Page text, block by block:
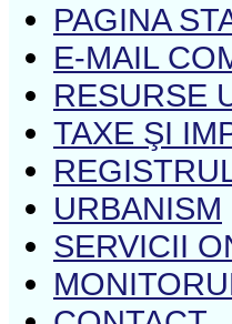
PAGINA
E-MAIL
RESURSE
TAXE ŞI
URBANISM
SERVICII